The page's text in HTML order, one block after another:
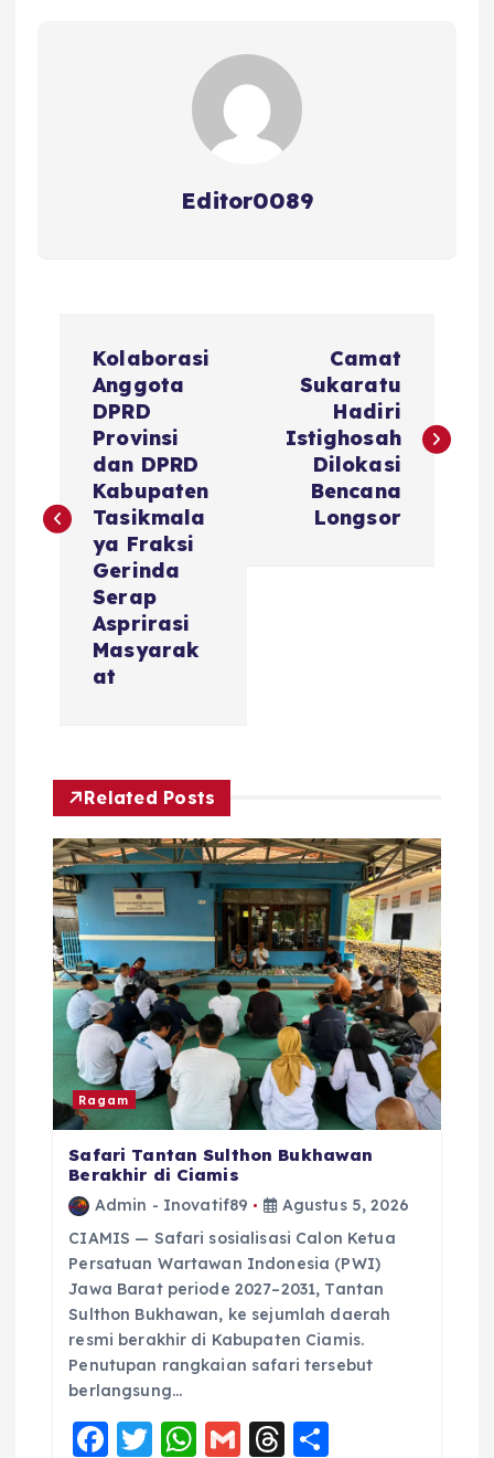
Editor0089
i
p
o
s
Kolaborasi
Anggota
DPRD
Provinsi
dan DPRD
Kabupaten
Tasikmala
ya Fraksi
Gerinda
Serap
Asprirasi
Masyarak
at
Camat
Sukaratu
Hadiri
Istighosah
Dilokasi
Bencana
Longsor
Related Posts
Ragam
Safari Tantan Sulthon Bukhawan
Berakhir di Ciamis
Admin - Inovatif89
Agustus 5, 2026
CIAMIS — Safari sosialisasi Calon Ketua
Persatuan Wartawan Indonesia (PWI)
Jawa Barat periode 2027–2031, Tantan
Sulthon Bukhawan, ke sejumlah daerah
resmi berakhir di Kabupaten Ciamis.
Penutupan rangkaian safari tersebut
berlangsung…
F
T
W G T